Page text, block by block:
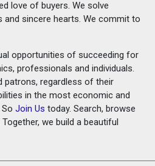
love of buyers. We solve
sincere hearts. We commit to
opportunities of succeeding for
professionals and individuals.
patrons, regardless of their
in the most economic and
Join Us today. Search, browse
Together, we build a beautiful